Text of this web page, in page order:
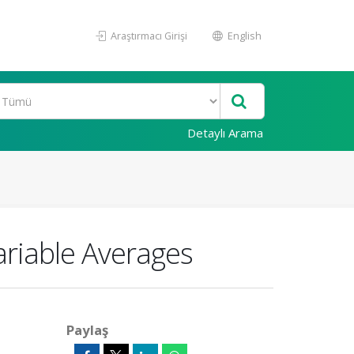
Araştırmacı Girişi English
Detaylı Arama
Averages
Paylaş